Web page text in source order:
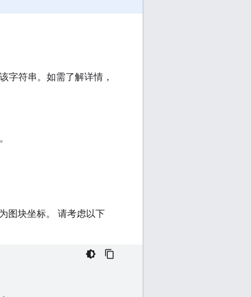
字符串。如需了解详情，
图块坐标。 请考虑以下